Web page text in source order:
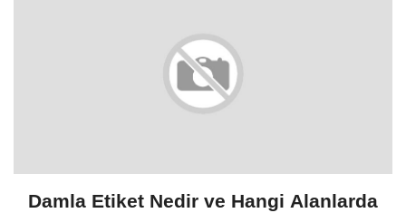
Damla Etiket Nedir ve Hangi Alanlarda